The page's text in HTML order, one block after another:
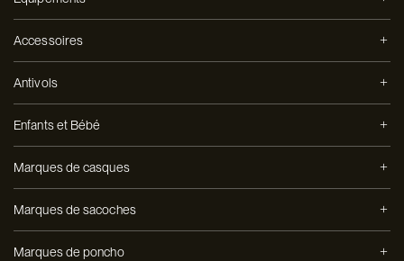
Accessoires
Antivols
Enfants et Bébé
Marques de casques
Marques de sacoches
Marques de poncho